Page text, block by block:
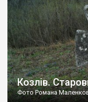
Козлів.
Фото Романа